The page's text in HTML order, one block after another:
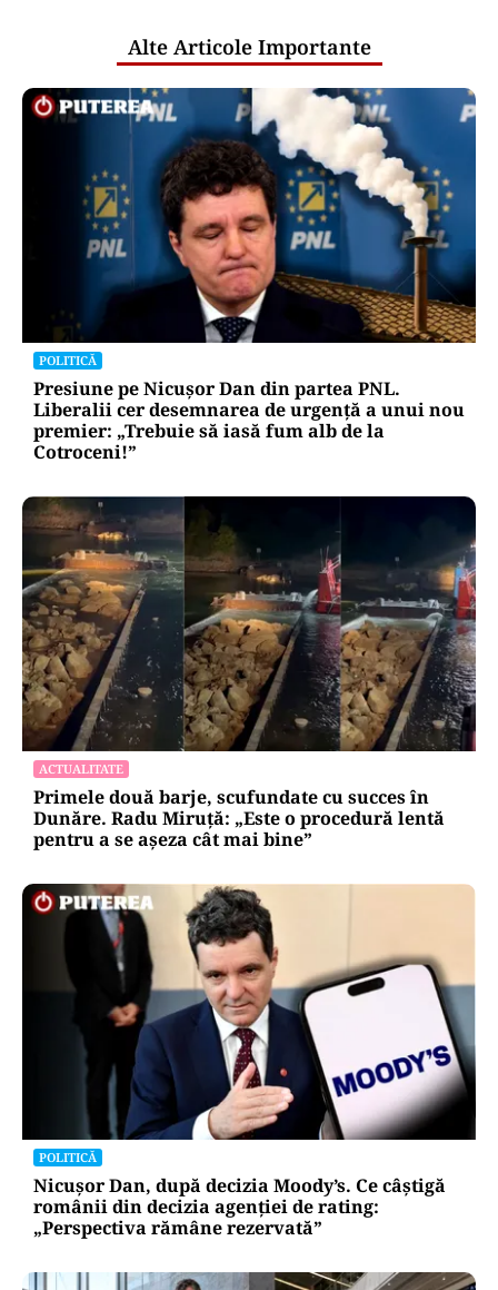
Alte Articole Importante
POLITICĂ
Presiune pe Nicușor Dan din partea PNL.
Liberalii cer desemnarea de urgență a unui nou
premier: „Trebuie să iasă fum alb de la
Cotroceni!”
ACTUALITATE
Primele două barje, scufundate cu succes în
Dunăre. Radu Miruță: „Este o procedură lentă
pentru a se așeza cât mai bine”
POLITICĂ
Nicușor Dan, după decizia Moody’s. Ce câștigă
românii din decizia agenției de rating:
„Perspectiva rămâne rezervată”